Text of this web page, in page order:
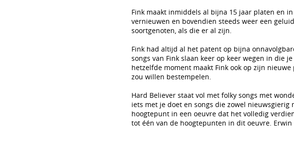
Fink maakt inmiddels al bijna 15 jaar platen en
vernieuwen en bovendien steeds weer een
soortgenoten, als die er al zijn.
Fink had altijd al het patent op bijna
songs van Fink slaan keer op keer wegen in die
hetzelfde moment maakt Fink ook op zijn
zou willen bestempelen.
Hard Believer staat vol met folky songs met
iets met je doet en songs die zowel
hoogtepunt in een oeuvre dat het volledig
tot één van de hoogtepunten in dit oeuvre. Erwin